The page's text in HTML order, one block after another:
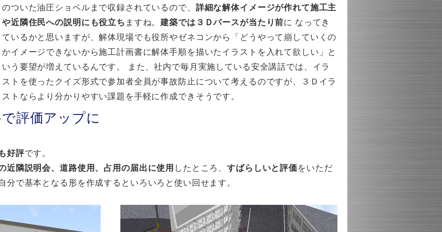
のついた油圧ショベルまで収録されているので、 詳細な解体イメージが作れて施工主
や近隣住民への説明にも役立ち ますね。建築では３Ｄパースが当たり前に なってき
ているかと思いますが、解体現場でも役所やゼネコンから「どうやって崩していくの
かイメージできないから施工計画書に解体手順を描いたイラストを入れて欲しい」と
いう要望が増えているんです。 また、社内で毎月実施している安全講話では、イラ
ストを使ったクイズ形式で参加者全員が事故防止について考えるのですが、３Ｄイラ
ストならより分かりやすい課題を手軽に作成できそうです。
評価アップに
好評です。
近隣説明会、道路使用、占用の届出に使用 したところ、すばらしいと評価をいただ
分で基本となる形を作成するといろいろと使い回せます。